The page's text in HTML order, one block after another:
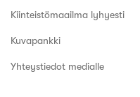
Kiinteistömaailma lyhyesti
Kuvapankki
Yhteystiedot medialle